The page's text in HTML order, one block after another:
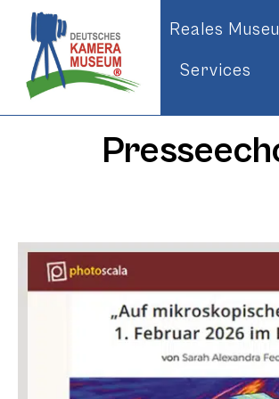
Reales
Services